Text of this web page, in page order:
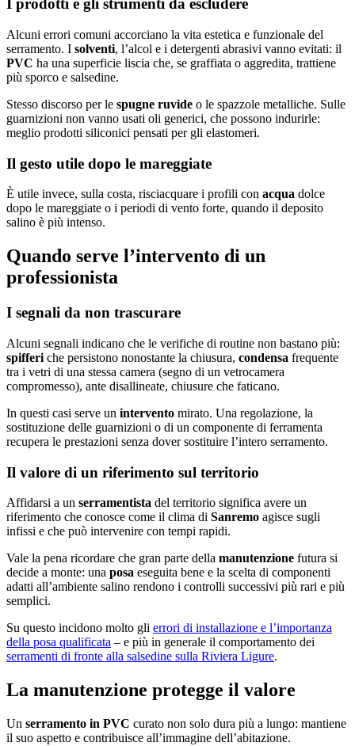
I prodotti e gli strumenti da escludere
Alcuni errori comuni accorciano la vita estetica e funzionale del
serramento. I solventi, l’alcol e i detergenti abrasivi vanno evitati: il
PVC ha una superficie liscia che, se graffiata o aggredita, trattiene
più sporco e salsedine.
Stesso discorso per le spugne ruvide o le spazzole metalliche. Sulle
guarnizioni non vanno usati oli generici, che possono indurirle:
meglio prodotti siliconici pensati per gli elastomeri.
Il gesto utile dopo le mareggiate
È utile invece, sulla costa, risciacquare i profili con acqua dolce
dopo le mareggiate o i periodi di vento forte, quando il deposito
salino è più intenso.
Quando serve l’intervento di un
professionista
I segnali da non trascurare
Alcuni segnali indicano che le verifiche di routine non bastano più:
spifferi che persistono nonostante la chiusura, condensa frequente
tra i vetri di una stessa camera (segno di un vetrocamera
compromesso), ante disallineate, chiusure che faticano.
In questi casi serve un intervento mirato. Una regolazione, la
sostituzione delle guarnizioni o di un componente di ferramenta
recupera le prestazioni senza dover sostituire l’intero serramento.
Il valore di un riferimento sul territorio
Affidarsi a un serramentista del territorio significa avere un
riferimento che conosce come il clima di Sanremo agisce sugli
infissi e che può intervenire con tempi rapidi.
Vale la pena ricordare che gran parte della manutenzione futura si
decide a monte: una posa eseguita bene e la scelta di componenti
adatti all’ambiente salino rendono i controlli successivi più rari e più
semplici.
Su questo incidono molto gli errori di installazione e l’importanza
della posa qualificata – e più in generale il comportamento dei
serramenti di fronte alla salsedine sulla Riviera Ligure.
La manutenzione protegge il valore
Un serramento in PVC curato non solo dura più a lungo: mantiene
il suo aspetto e contribuisce all’immagine dell’abitazione.